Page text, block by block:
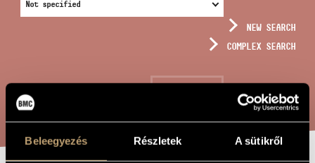
Beleegyezés Részletek A sütikről
COMPOSITION DATABASE
MUSIC LIBRARY, ONLINE CATALOG
NEW SEARCH
COMPLEX SEARCH